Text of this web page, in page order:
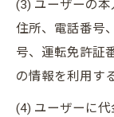
(3) ユーザーの本
住所、電話番号
号、運転免許証
の情報を利用す
(4) ユーザーに